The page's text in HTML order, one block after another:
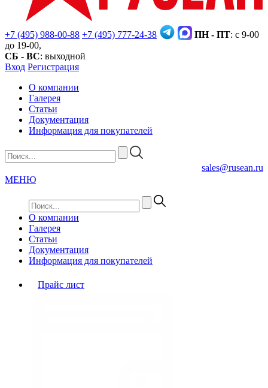
+7 (495) 988-00-88 +7 (495) 777-24-38 ПН - ПТ: с 9-00
до 19-00,
СБ - ВС: выходной
Вход Регистрация
О компании
Галерея
Статьи
Документация
Информация для покупателей
sales@rusean.ru
МЕНЮ
О компании
Галерея
Статьи
Документация
Информация для покупателей
Прайс лист